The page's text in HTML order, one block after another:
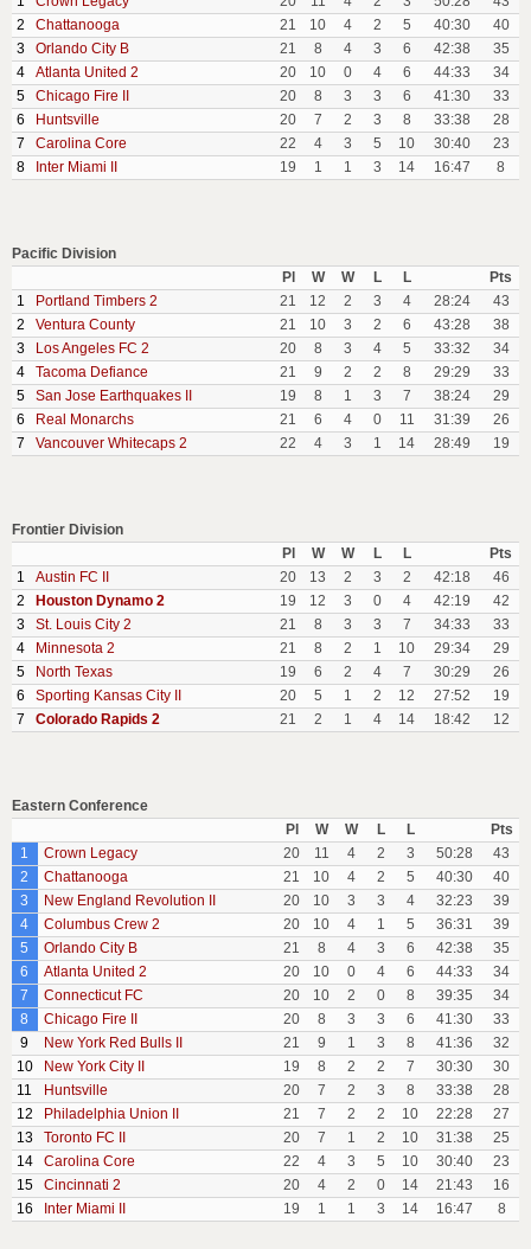
2
Chattanooga 21 10 4 2 5 40:30
40
3
Orlando City B 21 8 4 3 6 42:38
35
4
Atlanta United 2 20 10 0 4 6 44:33
34
5
Chicago Fire II 20 8 3 3 6 41:30
33
6
Huntsville 20 7 2 3 8 33:38
28
7
Carolina Core 22 4 3 5 10 30:40
23
8
Inter Miami II 19 1 1 3 14 16:47 8
Pacific Division
Pl
W W L L
Pts
1
Portland Timbers 2 21 12 2 3 4 28:24
43
2
Ventura County 21 10 3 2 6 43:28
38
3
Los Angeles FC 2 20 8 3 4 5 33:32
34
4
Tacoma Defiance 21 9 2 2 8 29:29
33
5
San Jose Earthquakes II 19 8 1 3 7 38:24
29
6
Real Monarchs 21 6 4 0 11 31:39
26
7
Vancouver Whitecaps 2 22 4 3 1 14 28:49 19
Frontier Division
Pl
W W L L
Pts
1
Austin FC II 20 13 2 3 2 42:18
46
2
Houston Dynamo 2 19 12 3 0 4 42:19
42
3
St. Louis City 2 21 8 3 3 7 34:33
33
4
Minnesota 2 21 8 2 1 10 29:34
29
5
North Texas 19 6 2 4 7 30:29
26
6
Sporting Kansas City II 20 5 1 2 12 27:52
19
7
Colorado Rapids 2 21 2 1 4 14 18:42 12
Eastern Conference
Pl
W W L L
Pts
1
Crown Legacy 20 11 4 2 3 50:28
43
2
Chattanooga 21 10 4 2 5 40:30
40
3
New England Revolution II 20 10 3 3 4 32:23
39
4
Columbus Crew 2 20 10 4 1 5 36:31
39
5
Orlando City B 21 8 4 3 6 42:38
35
6
Atlanta United 2 20 10 0 4 6 44:33
34
7
Connecticut FC 20 10 2 0 8 39:35
34
8
Chicago Fire II 20 8 3 3 6 41:30
33
9
New York Red Bulls II 21 9 1 3 8 41:36
32
10
New York City II 19 8 2 2 7 30:30
30
11
Huntsville 20 7 2 3 8 33:38
28
12
Philadelphia Union II 21 7 2 2 10 22:28
27
13
Toronto FC II 20 7 1 2 10 31:38
25
14
Carolina Core 22 4 3 5 10 30:40
23
15
Cincinnati 2 20 4 2 0 14 21:43
16
16
Inter Miami II 19 1 1 3 14 16:47 8